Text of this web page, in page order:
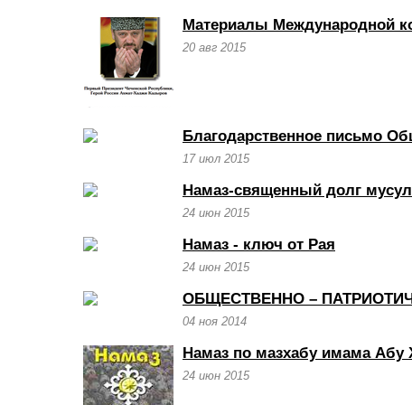
Материалы Международной
20 авг 2015
Благодарственное письмо
17 июл 2015
Намаз-священный долг
24 июн 2015
Намаз - ключ от Рая
24 июн 2015
ОБЩЕСТВЕННО –
04 ноя 2014
Намаз по мазхабу имама
24 июн 2015